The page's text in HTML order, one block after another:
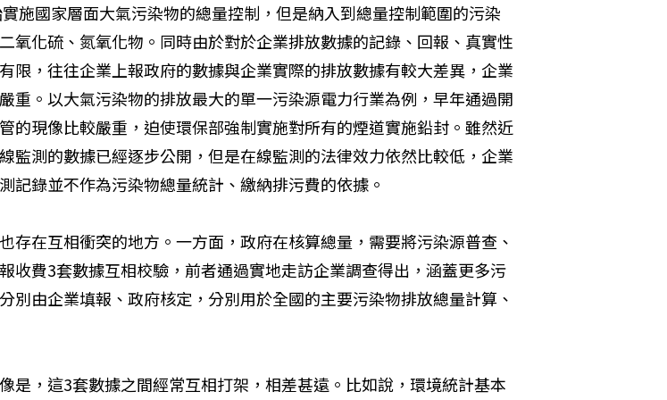
施國家層面大氣污染物的總量控制，但是納入到總量控制範圍的污染
氧化硫、氮氧化物。同時由於對於企業排放數據的記錄、回報、真實性
限，往往企業上報政府的數據與企業實際的排放數據有較大差異，企業
重。以大氣污染物的排放最大的單一污染源電力行業為例，早年通過開
的現像比較嚴重，迫使環保部強制實施對所有的煙道實施鉛封。雖然近
監測的數據已經逐步公開，但是在線監測的法律效力依然比較低，企業
記錄並不作為污染物總量統計、繳納排污費的依據。
存在互相衝突的地方。一方面，政府在核算總量，需要將污染源普查、
收費3套數據互相校驗，前者通過實地走訪企業調查得出，涵蓋更多污
別由企業填報、政府核定，分別用於全國的主要污染物排放總量計算、
是，這3套數據之間經常互相打架，相差甚遠。比如說，環境統計基本